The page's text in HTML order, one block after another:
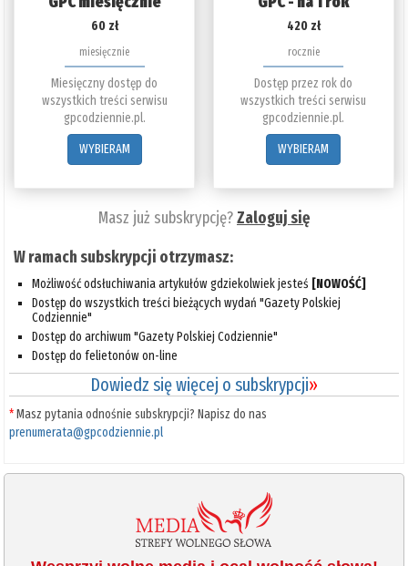
60 zł
miesięcznie
Miesięczny dostęp do
wszystkich treści serwisu
gpcodziennie.pl.
WYBIERAM
420 zł
rocznie
Dostęp przez rok do
wszystkich treści serwisu
gpcodziennie.pl.
WYBIERAM
Masz już subskrypcję?Zaloguj się
W ramach subskrypcji otrzymasz:
Możliwość odsłuchiwania artykułów gdziekolwiek jesteś [NOWOŚĆ]
Dostęp do wszystkich treści bieżących wydań "Gazety Polskiej
Codziennie"
Dostęp do archiwum "Gazety Polskiej Codziennie"
Dostęp do felietonów on-line
Dowiedz się więcej o subskrypcji»
*Masz pytania odnośnie subskrypcji? Napisz do nas
prenumerata@gpcodziennie.pl